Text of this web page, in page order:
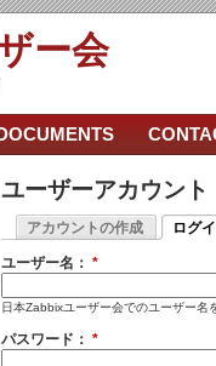
ー会
ユーザーアカウント
アカウントの作成 ログ
ユーザー名： *
日本Zabbixユーザー会でのユーザー名
パスワード： *